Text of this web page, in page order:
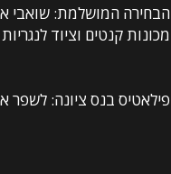
הבחירה המושלמת: שואבי
מכונות קנטים וציוד לנגריות
פילאטיס בנס ציונה: לשפר